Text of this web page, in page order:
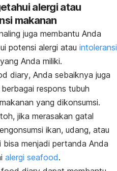
alergi atau
makanan
juga membantu Anda
potensi alergi atau intoleransi
Anda miliki.
diary, Anda sebaiknya juga
respons tubuh
yang dikonsumsi.
jika merasakan gatal
ikan, udang, atau
bisa menjadi pertanda Anda
alergi seafood.